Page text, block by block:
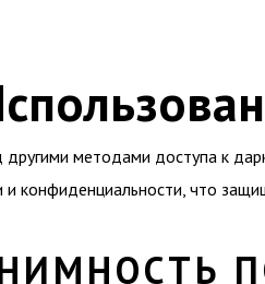
методами доступа к
конфиденциальности, что